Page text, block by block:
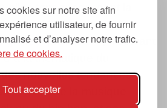
cookies sur notre site afin
utilisateur, de fournir
et d’analyser notre trafic.
de cookies.
Tout accepter
tendances, dont la
de 2007.
« prochain », « suivant
à la thématique du
des nouvelles tendances
viennent de la musique